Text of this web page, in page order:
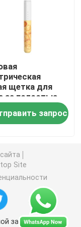
щетка
щетка
щетка для
за полостью
IPX7
запрос
Site
заботы